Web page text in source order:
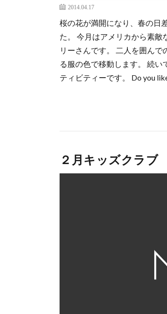
2014.04.17
桜の花が満開になり、春の日
た。 今月はアメリカから素敵
リーさんです。 二人を囲ん
る服の色で移動します。 続
ティビティーです。 Do you
２月キッズクラブ